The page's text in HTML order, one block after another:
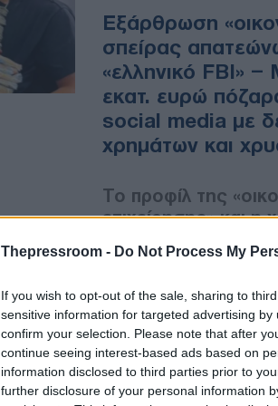
Thepressroom - Do Not Process My
If you wish to opt-out of the sale, sharing to
sensitive information for targeted advertising
confirm your selection. Please note that after
continue seeing interest-based ads based on
information disclosed to third parties prior to
further disclosure of your personal information
Eξάρθρωση
σπείρας
«ελληνικό FBI» –
εκατ. ευρώ
social media με
χρημάτων και
Το προφίλ της
επιχείρησης» και η
ΕΛΛΑΔΑ
03/06/2026 - 15:45
ntantades.gov.gr:
πλατφόρμα για
«Νταντάδες της